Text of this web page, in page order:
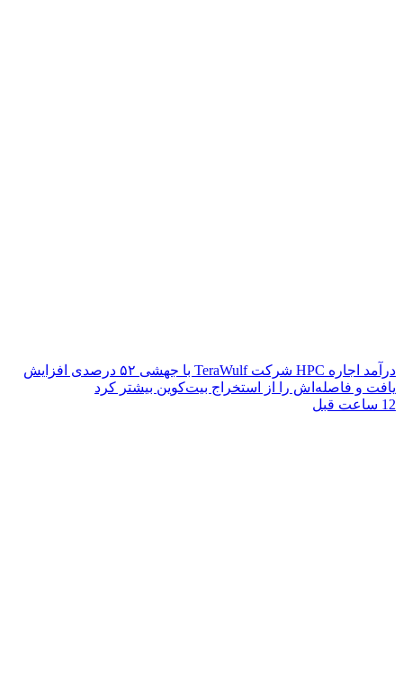
درآمد اجاره HPC شرکت TeraWulf با جهشی ۵۲ درصدی افزایش
یافت و فاصله‌اش را از استخراج بیت‌کوین بیشتر کرد
12 ساعت قبل